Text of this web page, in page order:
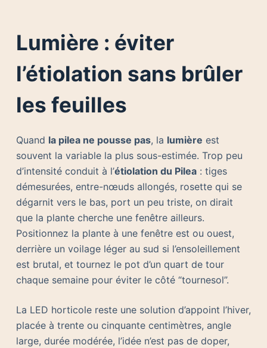
Lumière : éviter
l’étiolation sans brûler
les feuilles
Quand la pilea ne pousse pas, la lumière est
souvent la variable la plus sous-estimée. Trop peu
d’intensité conduit à l’étiolation du Pilea: tiges
démesurées, entre-nœuds allongés, rosette qui se
dégarnit vers le bas, port un peu triste, on dirait
que la plante cherche une fenêtre ailleurs.
Positionnez la plante à une fenêtre est ou ouest,
derrière un voilage léger au sud si l’ensoleillement
est brutal, et tournez le pot d’un quart de tour
chaque semaine pour éviter le côté “tournesol”.
La LED horticole reste une solution d’appoint l’hiver,
placée à trente ou cinquante centimètres, angle
large, durée modérée, l’idée n’est pas de doper,